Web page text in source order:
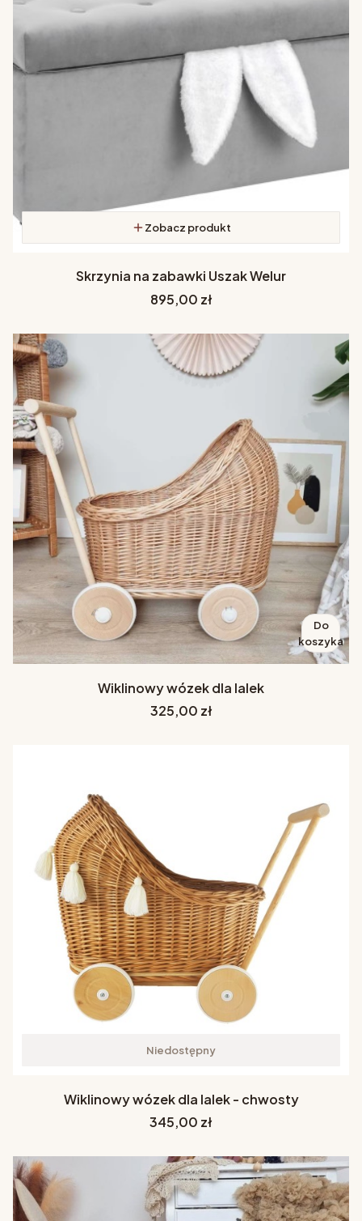
Zobacz produkt
Skrzynia na zabawki Uszak Welur
Cena
895,00 zł
Do
koszyka
Wiklinowy wózek dla lalek
Cena
325,00 zł
Niedostępny
Wiklinowy wózek dla lalek - chwosty
Cena
345,00 zł